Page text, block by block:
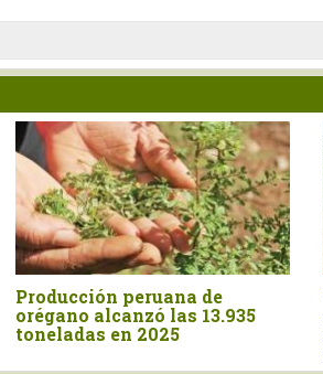
Producción peruana de
orégano alcanzó las 13.935
toneladas en 2025